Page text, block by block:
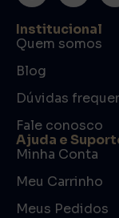
Institucional
Quem somos
Blog
Dúvidas
Fale conosco
Ajuda e
Minha Conta
Meu Carrinho
Meus Pedidos